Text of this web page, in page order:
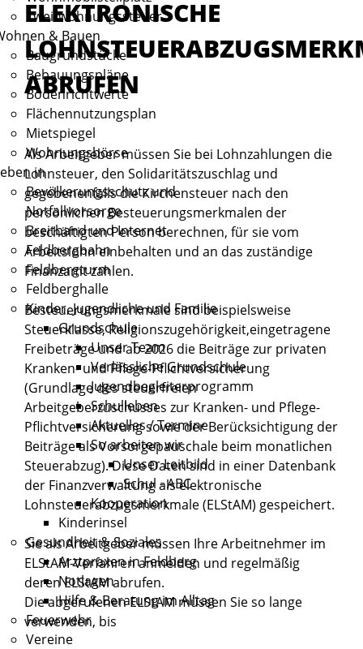
Zweitwohnungssteuer
& Bauen
Baugrundstücke
Bebauungspläne
Bodenrichtwerte
Flächennutzungsplan
Mietspiegel
Wohnungsbörse
in
Bevölkerungsschutz und
Notfallvorsorge
Breitband und Internet
Feldbergbahn
Feldbergturm
Feldberghalle
Kinder, Jugendliche und Familie
Grundschule
Unser Team
Verlässliche Grundschule
Jugendbegleiterprogramm
Schulleben
Aktuelles / Termine
So arbeiten wir
Unser Leitbild
Schul - ABC
Kooperation
Kinderinsel
Gesundheit & Soziales
Arztpraxen in Feldberg
Notlagen
Hilfe & Beratung im Alltag
Feuerwehr
Vereine
ELEKTRONISCHE
ABRUFEN
Als Arbeitgeber müssen Sie bei Lohnzahlungen die
Lohnsteuer, den Solidaritätszuschlag und
gegebenenfalls die Kirchensteuer nach den
persönlichen Besteuerungsmerkmalen der
beschäftigten Person berechnen, für sie vom
Arbeitslohn einbehalten und an das zuständige
Finanzamt zahlen.
Besteuerungsmerkmale sind beispielsweise
Steuerklasse, Religionszugehörigkeit,eingetragene
Freibeträge und ab 2026 die Beiträge zur privaten
Kranken- und Pflege-Pflichtversicherung
(Grundlage des steuerfreien
Arbeitgeberzuschusses zur Kranken- und Pflege-
Pflichtversicherung sowie der Berücksichtigung der
Beiträge als Vorsorgepauschale beim monatlichen
Steuerabzug). Diese Daten sind in einer Datenbank
der Finanzverwaltung als elektronische
Lohnsteuerabzugsmerkmale (ELStAM) gespeichert.
Sie als Arbeitgeber müssen Ihre Arbeitnehmer im
ELStAM-Verfahren anmelden und regelmäßig
deren ELStAM abrufen.
Die abgerufenen ELStAM müssen Sie so lange
verwenden, bis